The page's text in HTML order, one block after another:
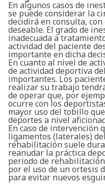
En algunos casos de
se puede considerar la
decidirá en consulta,
deseable. El grado de
inadecuada a
actividad del paciente
importante en dicha
En cuanto al nivel de
de actividad deportiva
importantes. Los
realizar su trabajo
de operar que, por
ocurre con los
mayor uso del tobillo
deportes a nivel
En caso de intervención
ligamentos (laterales)
rehabilitación suele
reanudar la práctica
periodo de
por el uso de un ortesis
para evitar nuevos